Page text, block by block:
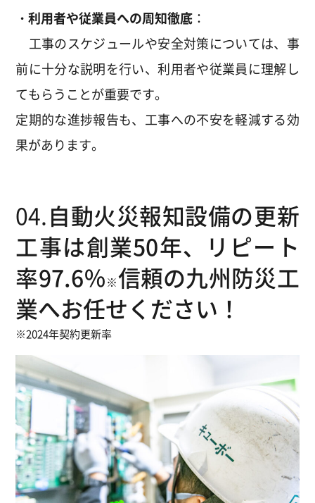
・利用者や従業員への周知徹底 ：
工事のスケジュールや安全対策については、事
前に十分な説明を行い、利用者や従業員に理解し
てもらうことが重要です。
定期的な進捗報告も、工事への不安を軽減する効
果があります。
04.自動火災報知設備の更新
工事は創業50年、リピート
率97.6％※信頼の九州防災工
業へお任せください！
※2024年契約更新率